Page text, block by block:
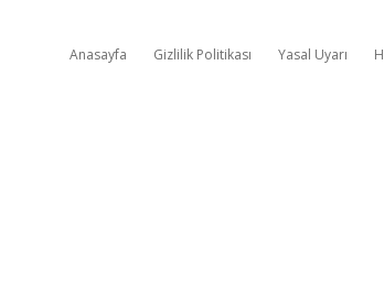
Anasayfa Gizlilik Politikası Yasal Uyarı